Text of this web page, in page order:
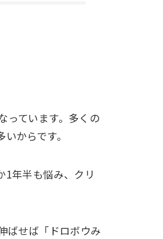
っています。多くの
からです。
1年半も悩み、クリ
ばせば「ドロボウみ